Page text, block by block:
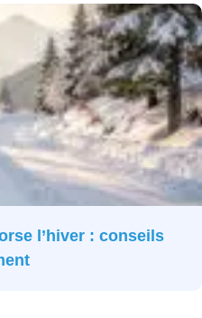
l’hiver : conseils